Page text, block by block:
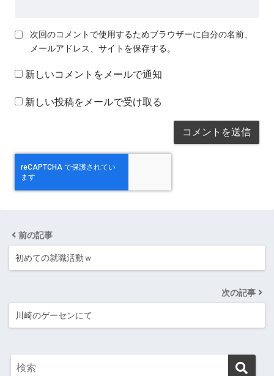
次回のコメントで使用するためブラウザーに自分の名前、
メールアドレス、サイトを保存する。
新しいコメントをメールで通知
新しい投稿をメールで受け取る
前の記事
初めての就職活動ｗ
次の記事
川崎のゲーセンにて